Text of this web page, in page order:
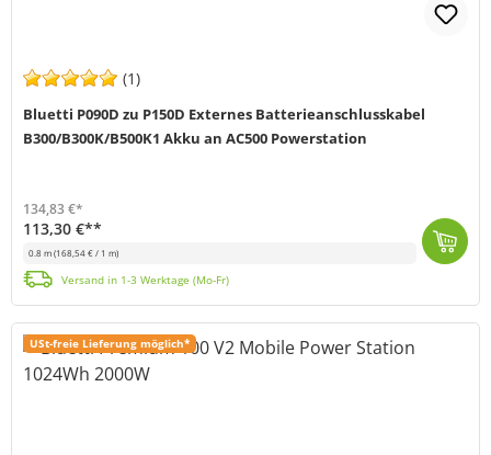
(1)
Bluetti P090D zu P150D Externes Batterieanschlusskabel
B300/B300K/B500K1 Akku an AC500 Powerstation
134,83 €*
113,30 €**
0.8 m(168,54 € / 1 m)
Versand in 1-3 Werktage (Mo-Fr)
USt-freie Lieferung möglich*